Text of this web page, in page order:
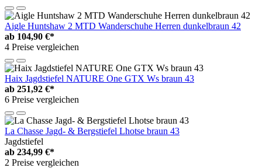
Aigle Huntshaw 2 MTD Wanderschuhe Herren dunkelbraun 42
ab 104,90 €*
4 Preise vergleichen
Haix Jagdstiefel NATURE One GTX Ws braun 43
ab 251,92 €*
6 Preise vergleichen
La Chasse Jagd- & Bergstiefel Lhotse braun 43
Jagdstiefel
ab 234,99 €*
2 Preise vergleichen